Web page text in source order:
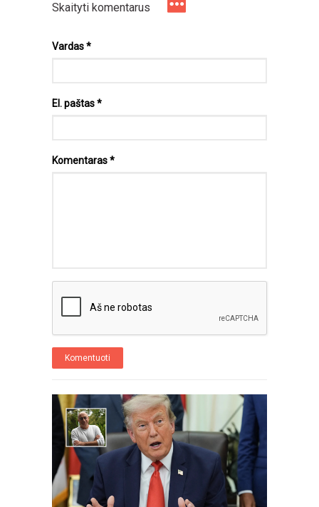
Skaityti komentarus
Vardas*
El. paštas*
Komentaras*
Komentuoti